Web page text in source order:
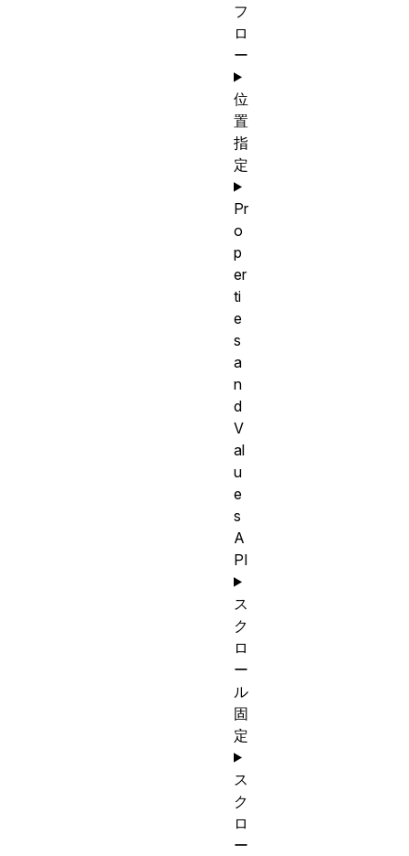
フ
ロ
ー
位
置
指
定
Pr
o
p
er
ti
e
s
a
n
d
V
al
u
e
s
A
PI
ス
ク
ロ
ー
ル
固
定
ス
ク
ロ
ー